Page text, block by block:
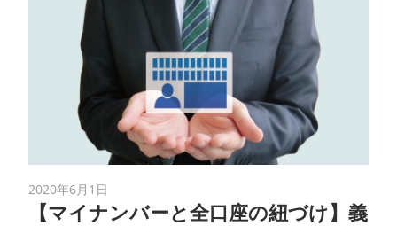
2020年6月1日
【マイナンバーと全口座の紐づけ】義